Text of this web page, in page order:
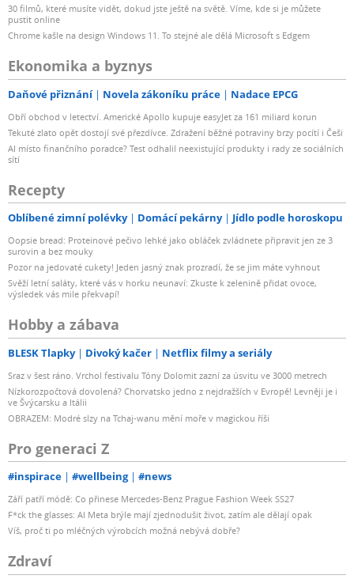
30 filmů, které musíte vidět, dokud jste ještě na světě. Víme, kde si je můžete
pustit online
Chrome kašle na design Windows 11. To stejné ale dělá Microsoft s Edgem
Ekonomika a byznys
Daňové přiznání Novela zákoníku práce Nadace EPCG
Obří obchod v letectví. Americké Apollo kupuje easyJet za 161 miliard korun
Tekuté zlato opět dostojí své přezdívce. Zdražení běžné potraviny brzy pocítí i Češi
AI místo finančního poradce? Test odhalil neexistující produkty i rady ze sociálních
sítí
Recepty
Oblíbené zimní polévky Domácí pekárny Jídlo podle horoskopu
Oopsie bread: Proteinové pečivo lehké jako obláček zvládnete připravit jen ze 3
surovin a bez mouky
Pozor na jedovaté cukety! Jeden jasný znak prozradí, že se jim máte vyhnout
Svěží letní saláty, které vás v horku neunaví: Zkuste k zelenině přidat ovoce,
výsledek vás mile překvapí!
Hobby a zábava
BLESK Tlapky Divoký kačer Netflix filmy a seriály
Sraz v šest ráno. Vrchol festivalu Tóny Dolomit zazní za úsvitu ve 3000 metrech
Nízkorozpočtová dovolená? Chorvatsko jedno z nejdražších v Evropě! Levněji je i
ve Švýcarsku a Itálii
OBRAZEM: Modré slzy na Tchaj-wanu mění moře v magickou říši
Pro generaci Z
#inspirace #wellbeing #news
Září patří módě: Co přinese Mercedes-Benz Prague Fashion Week SS27
F*ck the glasses: AI Meta brýle mají zjednodušit život, zatím ale dělají opak
Víš, proč ti po mléčných výrobcích možná nebývá dobře?
Zdraví